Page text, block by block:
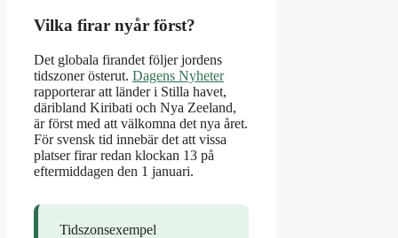
Vilka firar nyår först?
Det globala firandet följer jordens
tidszoner österut. Dagens Nyheter
rapporterar att länder i Stilla havet,
däribland Kiribati och Nya Zeeland,
är först med att välkomna det nya året.
För svensk tid innebär det att vissa
platser firar redan klockan 13 på
eftermiddagen den 1 januari.
Tidszonsexempel